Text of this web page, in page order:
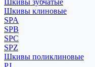
Шкивы зубчатые
Шкивы клиновые
SPA
SPB
SPC
SPZ
Шкивы поликлиновые